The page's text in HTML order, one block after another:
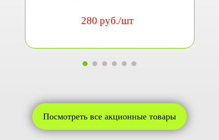
280 руб./шт
Посмотреть все акционные товары